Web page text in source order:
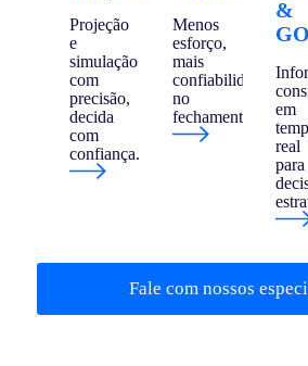
Projeção
e
simulação
com
precisão,
decida
com
confiança.
Menos
esforço,
mais
confiabilidade
no
fechamento.
&
em
real
para
Fale com nossos